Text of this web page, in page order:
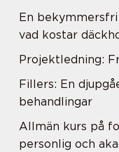
En
vad kostar
Projektledning:
Fillers: En
behandlingar
Allmän kurs på
personlig och